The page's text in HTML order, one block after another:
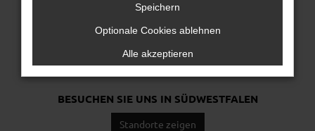
BESUCHEN SIE UNS IN SÜDWESTFALEN
Standorte zeigen
Speichern
Optionale Cookies ablehnen
Alle akzeptieren